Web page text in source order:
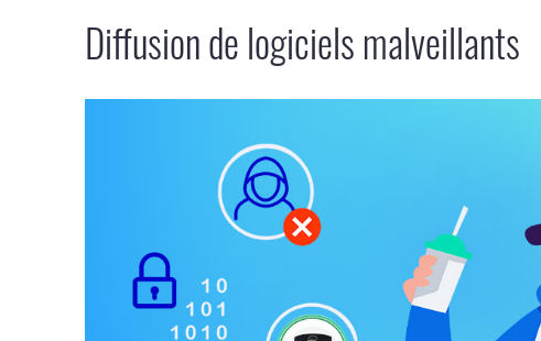
Diffusion de logiciels malveillants